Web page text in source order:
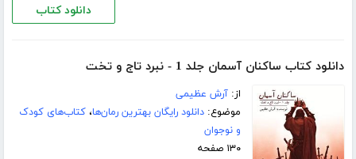
دانلود کتاب
دانلود کتاب ساکنان آسمان جلد 1 - نبرد تاج و تخت
از:آرش عظیمی
موضوع:دانلود رایگان بهترین رمان‌ها،کتاب‌های کودک
و نوجوان
۱۳۰ صفحه